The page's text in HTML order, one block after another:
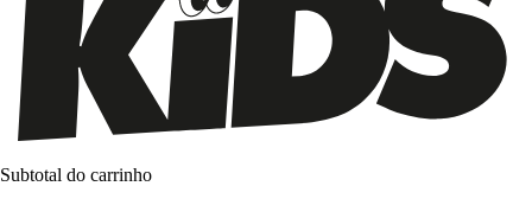
Subtotal do carrinho